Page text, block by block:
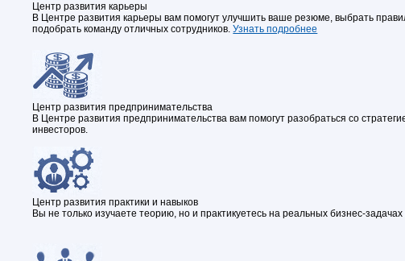
Центр развития карьеры
В Центре развития карьеры вам помогут улучшить ваше резюме, выбрать
подобрать команду отличных сотрудников.Узнать подробнее
Центр развития предпринимательства
В Центре развития предпринимательства вам помогут разобраться со
инвесторов.
Центр развития практики и навыков
Вы не только изучаете теорию, но и практикуетесь на реальных бизнес-